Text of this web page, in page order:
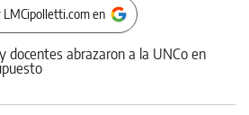
LMCipolletti.com en